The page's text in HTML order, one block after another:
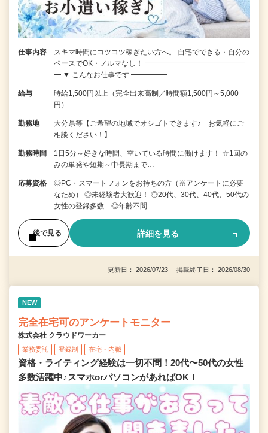
仕事内容
スキマ時間にコツコツ稼ぎたい方へ。 自宅でできる・自分の
ペースでOK・ノルマなし！ ━━━━━━━━━━━━━━
━ ▼ こんなお仕事です ━━━━━…
給与
時給1,500円以上（完全出来高制／時間額1,500円～5,000
円）
勤務地
大分県等【ご希望の地域でオシゴトできます♪ お気軽にご
相談ください！】
勤務時間
1日5分～好きな時間、空いている時間に働けます！ ☆1回の
みの単発や短期～中長期まで…
応募資格
◎PC・スマートフォンをお持ちの方（※アンケートに必要
なため） ◎未経験者大歓迎！ ◎20代、30代、40代、50代の
女性の登録多数 ◎年齢不問
後で見る 詳細を見る
更新日： 2026/07/23 掲載終了日： 2026/08/30
NEW
完全在宅可のアンケートモニター
株式会社 クラウドワーカー
業務委託 登録制 在宅・内職
資格・ライティング経験は一切不問！20代〜50代の女性
多数活躍中♪スマホorパソコンがあればOK！